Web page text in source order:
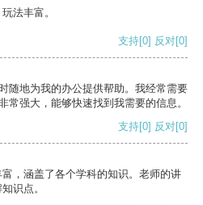
法丰富。
支持[0] 反对[0]
随地为我的办公提供帮助。我经常需要
常强大，能够快速找到我需要的信息。
支持[0] 反对[0]
，涵盖了各个学科的知识。老师的讲
识点。